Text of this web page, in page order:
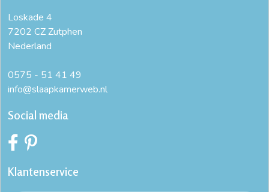
Loskade 4
7202 CZ Zutphen
Nederland
0575 - 51 41 49
info@slaapkamerweb.nl
Social media
Klantenservice